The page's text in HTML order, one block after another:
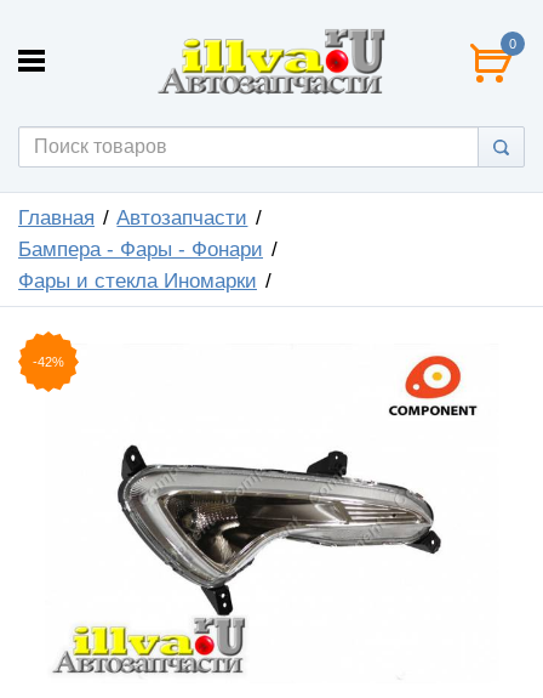
0
Главная
Автозапчасти
Бампера - Фары - Фонари
Фары и стекла Иномарки
-42%